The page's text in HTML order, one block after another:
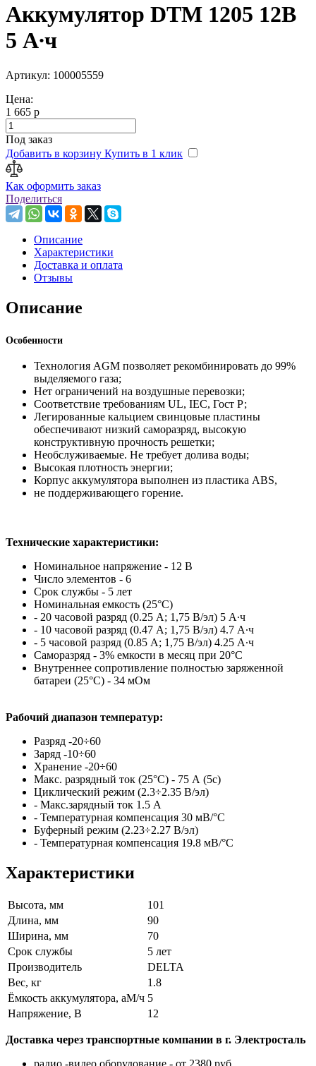
Аккумулятор DTM 1205 12В
5 А∙ч
Артикул: 100005559
Цена:
1 665 р
Под заказ
Добавить в корзину Купить в 1 клик
Как оформить заказ
Поделиться
Описание
Характеристики
Доставка и оплата
Отзывы
Описание
Особенности
Технология AGM позволяет рекомбинировать до 99%
выделяемого газа;
Нет ограничений на воздушные перевозки;
Соответствие требованиям UL, IEC, Гост Р;
Легированные кальцием свинцовые пластины
обеспечивают низкий саморазряд, высокую
конструктивную прочность решетки;
Необслуживаемые. Не требует долива воды;
Высокая плотность энергии;
Корпус аккумулятора выполнен из пластика ABS,
не поддерживающего горение.
Технические характеристики:
Номинальное напряжение - 12 В
Число элементов - 6
Срок службы - 5 лет
Номинальная емкость (25°С)
- 20 часовой разряд (0.25 А; 1,75 В/эл) 5 А∙ч
- 10 часовой разряд (0.47 А; 1,75 В/эл) 4.7 А∙ч
- 5 часовой разряд (0.85 А; 1,75 В/эл) 4.25 А∙ч
Саморазряд - 3% емкости в месяц при 20°С
Внутреннее сопротивление полностью заряженной
батареи (25°С) - 34 мОм
Рабочий диапазон температур:
Разряд -20÷60
Заряд -10÷60
Хранение -20÷60
Макс. разрядный ток (25°С) - 75 А (5с)
Циклический режим (2.3÷2.35 В/эл)
- Макс.зарядный ток 1.5 А
- Температурная компенсация 30 мВ/°С
Буферный режим (2.23÷2.27 В/эл)
- Температурная компенсация 19.8 мВ/°С
Характеристики
Высота, мм
101
Длина, мм
90
Ширина, мм
70
Срок службы
5 лет
Производитель
DELTA
Вес, кг
1.8
Ёмкость аккумулятора, аМ/ч 5
Напряжение, В
12
Доставка через транспортные компании в г. Электросталь